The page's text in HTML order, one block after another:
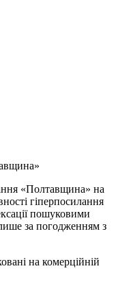
«Полтавщина» на
гіперпосилання
пошуковими
за погодженням з
на комерційній